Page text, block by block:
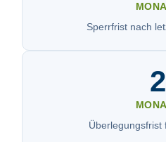
Sperrfrist nach
2
Überlegungsfrist